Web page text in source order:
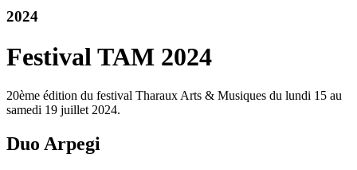
2024
Festival TAM 2024
20ème édition du festival Tharaux Arts & Musiques du lundi 15 au
samedi 19 juillet 2024.
Duo Arpegi